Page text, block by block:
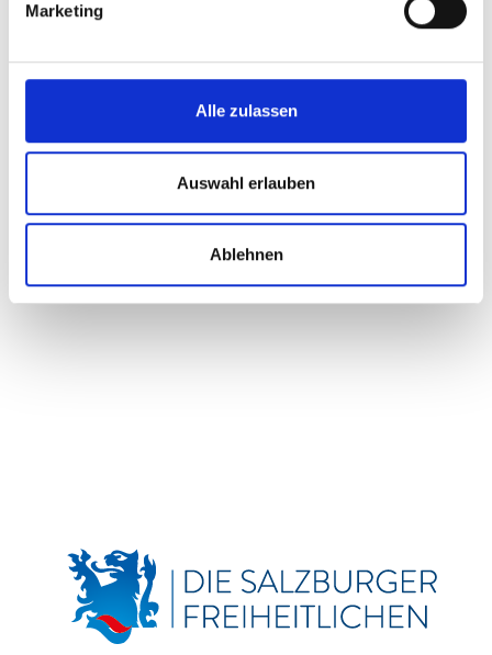
Marketing
Alle zulassen
Auswahl erlauben
Ablehnen
Nurses
Dominic Maier: Tierheim darf nicht zur Dauerverwahrstelle
22. Juni 2026